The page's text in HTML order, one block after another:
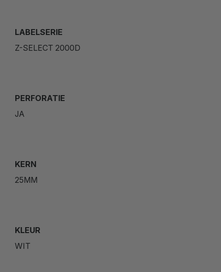
LABELSERIE
Z-SELECT 2000D
PERFORATIE
JA
KERN
25MM
KLEUR
WIT